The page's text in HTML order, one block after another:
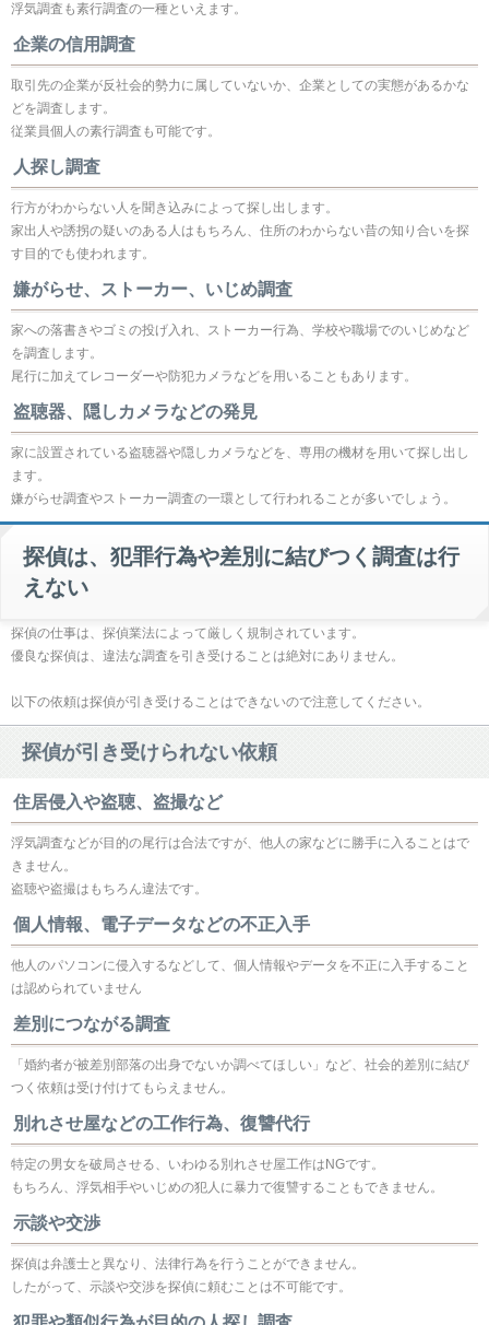
浮気調査も素行調査の一種といえます。
企業の信用調査
取引先の企業が反社会的勢力に属していないか、企業としての実態があるかな
どを調査します。
従業員個人の素行調査も可能です。
人探し調査
行方がわからない人を聞き込みによって探し出します。
家出人や誘拐の疑いのある人はもちろん、住所のわからない昔の知り合いを探
す目的でも使われます。
嫌がらせ、ストーカー、いじめ調査
家への落書きやゴミの投げ入れ、ストーカー行為、学校や職場でのいじめなど
を調査します。
尾行に加えてレコーダーや防犯カメラなどを用いることもあります。
盗聴器、隠しカメラなどの発見
家に設置されている盗聴器や隠しカメラなどを、専用の機材を用いて探し出し
ます。
嫌がらせ調査やストーカー調査の一環として行われることが多いでしょう。
探偵は、犯罪行為や差別に結びつく調査は行
えない
探偵の仕事は、探偵業法によって厳しく規制されています。
優良な探偵は、違法な調査を引き受けることは絶対にありません。
以下の依頼は探偵が引き受けることはできないので注意してください。
探偵が引き受けられない依頼
住居侵入や盗聴、盗撮など
浮気調査などが目的の尾行は合法ですが、他人の家などに勝手に入ることはで
きません。
盗聴や盗撮はもちろん違法です。
個人情報、電子データなどの不正入手
他人のパソコンに侵入するなどして、個人情報やデータを不正に入手すること
は認められていません
差別につながる調査
「婚約者が被差別部落の出身でないか調べてほしい」など、社会的差別に結び
つく依頼は受け付けてもらえません。
別れさせ屋などの工作行為、復讐代行
特定の男女を破局させる、いわゆる別れさせ屋工作はNGです。
もちろん、浮気相手やいじめの犯人に暴力で復讐することもできません。
示談や交渉
探偵は弁護士と異なり、法律行為を行うことができません。
したがって、示談や交渉を探偵に頼むことは不可能です。